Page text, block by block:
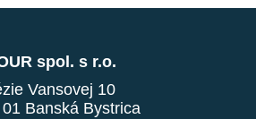
spol. s r.o.
Vansovej 10
Banská Bystrica